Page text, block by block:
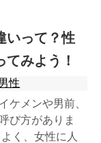
いって？性
みよう！
性
ケメンや男前、
び方がありま
く、女性に人